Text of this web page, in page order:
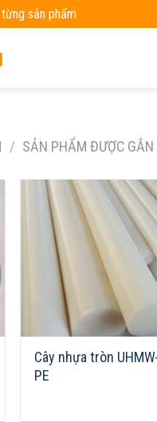
sản phẩm
/ SẢN PHẨM ĐƯỢC GẮN
Cây nhựa tròn
PE